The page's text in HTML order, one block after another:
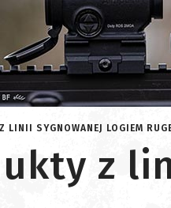
LINII SYGNOWANEJ LOGIEM
z